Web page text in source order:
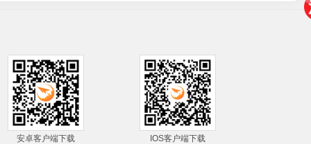
安卓客户端下载 IOS客户端下载